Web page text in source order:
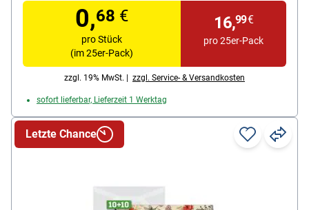
0,68 €
pro Stück
(im 25er-Pack)
16,99€
pro 25er-Pack
zzgl. 19% MwSt. | zzgl. Service- & Versandkosten
sofort lieferbar, Lieferzeit 1 Werktag
Letzte Chance